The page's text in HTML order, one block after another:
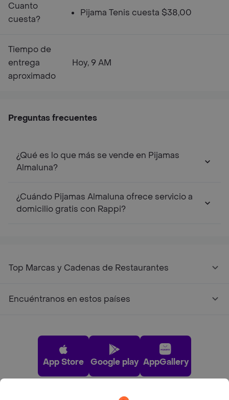
Cuanto
cuesta?
Pijama Tenis cuesta $38,00
Tiempo de
entrega
aproximado
Hoy, 9 AM
Preguntas frecuentes
¿Qué es lo que más se vende en Pijamas
Almaluna?
¿Cuándo Pijamas Almaluna ofrece servicio a
domicilio gratis con Rappi?
Top Marcas y Cadenas de Restaurantes
Encuéntranos en estos países
App Store Google play AppGallery